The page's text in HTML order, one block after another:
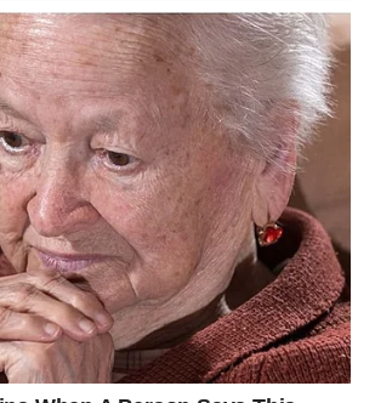
da sa decom preseli u inostranstvo, u
uslovima. Iako je on osećao da mu
tada je počeo da razmišlja o tome šta je
je bio u tami, noseći sa sobom grižnju
vreme prolazilo, počeo je da prepoznaje
za sve što se dogodilo. Tada je shvatio da
u prošlost, ali da može da izgradi bolje